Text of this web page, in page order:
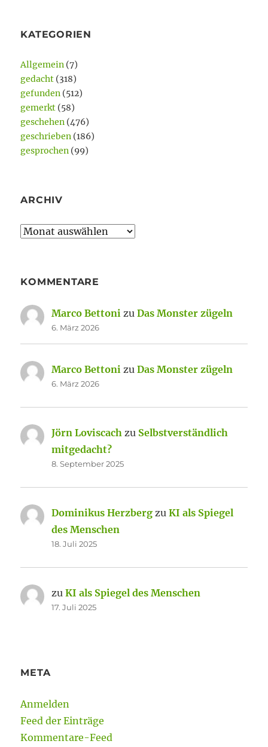
KATEGORIEN
Allgemein (7)
gedacht (318)
gefunden (512)
gemerkt (58)
geschehen (476)
geschrieben (186)
gesprochen (99)
ARCHIV
Archiv
KOMMENTARE
Marco Bettoni zuDas Monster zügeln
6. März 2026
Marco Bettoni zuDas Monster zügeln
6. März 2026
Jörn Loviscach zu Selbstverständlich
mitgedacht?
8. September 2025
Dominikus Herzberg zuKI als Spiegel
des Menschen
18. Juli 2025
zuKI als Spiegel des Menschen
17. Juli 2025
META
Anmelden
Feed der Einträge
Kommentare-Feed